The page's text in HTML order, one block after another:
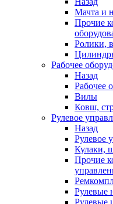
Мачта и
Прочие
Ролики,
Рабочее
Назад
Рабочее
Вилы
Ковш,
Рулевое
Назад
Рулевое
Кулаки,
Прочие
Рулевые
Рулевые